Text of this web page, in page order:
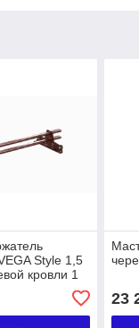
Style 1,5
кровли 1
23